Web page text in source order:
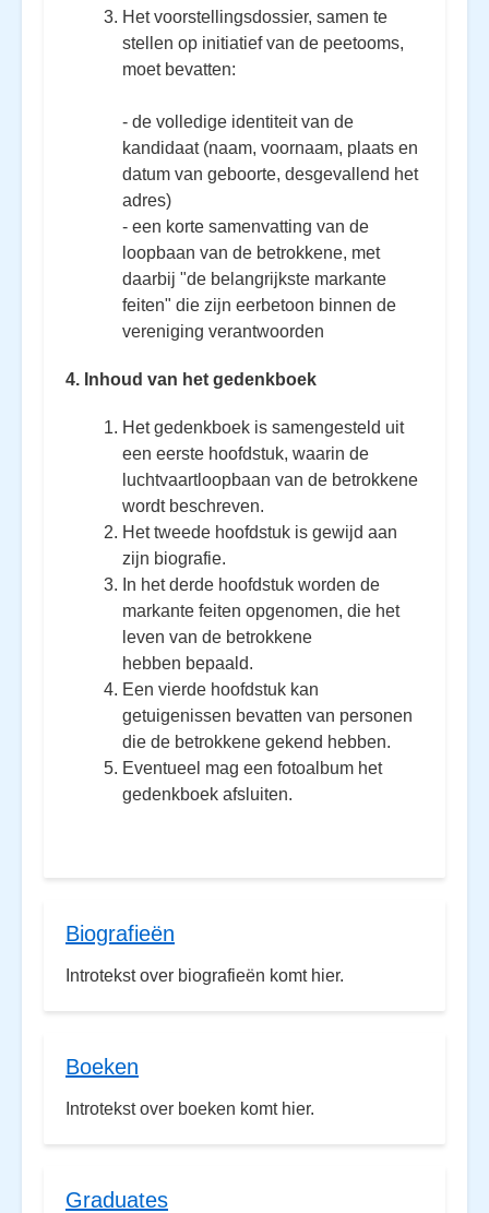
Het voorstellingsdossier, samen te
stellen op initiatief van de peetooms,
moet bevatten:
- de volledige identiteit van de
kandidaat (naam, voornaam, plaats en
datum van geboorte, desgevallend het
adres)
- een korte samenvatting van de
loopbaan van de betrokkene, met
daarbij "de belangrijkste markante
feiten" die zijn eerbetoon binnen de
vereniging verantwoorden
4. Inhoud van het gedenkboek
Het gedenkboek is samengesteld uit
een eerste hoofdstuk, waarin de
luchtvaartloopbaan van de betrokkene
wordt beschreven.
Het tweede hoofdstuk is gewijd aan
zijn biografie.
In het derde hoofdstuk worden de
markante feiten opgenomen, die het
leven van de betrokkene
hebben bepaald.
Een vierde hoofdstuk kan
getuigenissen bevatten van personen
die de betrokkene gekend hebben.
Eventueel mag een fotoalbum het
gedenkboek afsluiten.
Biografieën
Introtekst over biografieën komt hier.
Boeken
Introtekst over boeken komt hier.
Graduates